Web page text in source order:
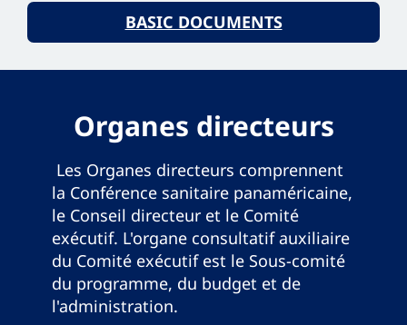
BASIC DOCUMENTS
Organes directeurs
Les Organes directeurs comprennent
la Conférence sanitaire panaméricaine,
le Conseil directeur et le Comité
exécutif. L'organe consultatif auxiliaire
du Comité exécutif est le Sous-comité
du programme, du budget et de
l'administration.